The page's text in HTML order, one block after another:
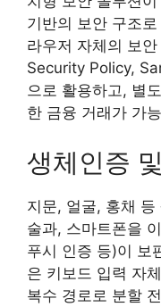
기반의 보안 구조
라우저 자체의 보
Security Policy,
으로 활용하고, 별
한 금융 거래가 가
생체인증
지문, 얼굴, 홍채 등
술과, 스마트폰을
푸시 인증 등)이 보
은 키보드 입력 자
복수 경로로 분할